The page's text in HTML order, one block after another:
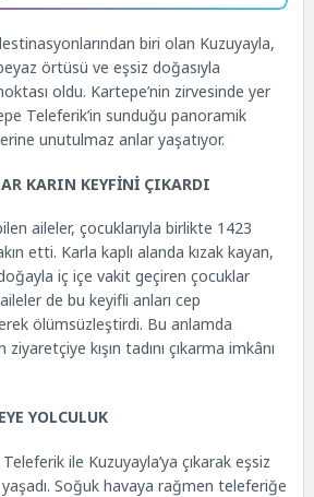
biri olan Kuzuyayla,
örtüsü ve eşsiz doğasıyla
oldu. Kartepe’nin zirvesinde yer
Teleferik’in sunduğu panoramik
unutulmaz anlar yaşatıyor.
KARIN KEYFİNİ ÇIKARDI
aileler, çocuklarıyla birlikte 1423
etti. Karla kaplı alanda kızak kayan,
iç içe vakit geçiren çocuklar
de bu keyifli anları cep
ölümsüzleştirdi. Bu anlamda
kışın tadını çıkarma imkânı
YOLCULUK
ile Kuzuyayla’ya çıkarak eşsiz
Soğuk havaya rağmen teleferiğe